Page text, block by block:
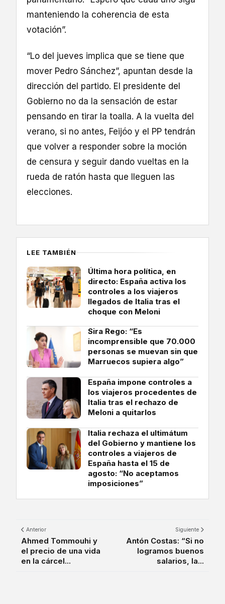
manteniendo la coherencia de esta
votación”.
“Lo del jueves implica que se tiene que
mover Pedro Sánchez”, apuntan desde la
dirección del partido. El presidente del
Gobierno no da la sensación de estar
pensando en tirar la toalla. A la vuelta del
verano, si no antes, Feijóo y el PP tendrán
que volver a responder sobre la moción
de censura y seguir dando vueltas en la
rueda de ratón hasta que lleguen las
elecciones.
LEE TAMBIÉN
Última hora política, en
directo: España activa los
controles a los viajeros
llegados de Italia tras el
choque con Meloni
Sira Rego: “Es
incomprensible que 70.000
personas se muevan sin que
Marruecos supiera algo”
España impone controles a
los viajeros procedentes de
Italia tras el rechazo de
Meloni a quitarlos
Italia rechaza el ultimátum
del Gobierno y mantiene los
controles a viajeros de
España hasta el 15 de
agosto: “No aceptamos
imposiciones”
Anterior
Ahmed Tommouhi y
el precio de una vida
en la cárcel...
Siguiente
Antón Costas: “Si no
logramos buenos
salarios, la...